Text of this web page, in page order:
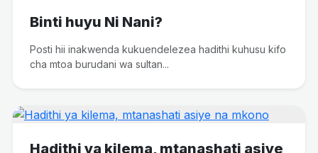
Binti huyu Ni Nani?
Posti hii inakwenda kukuendelezea hadithi kuhusu kifo
cha mtoa burudani wa sultan...
Hadithi ya kilema, mtanashati asiye